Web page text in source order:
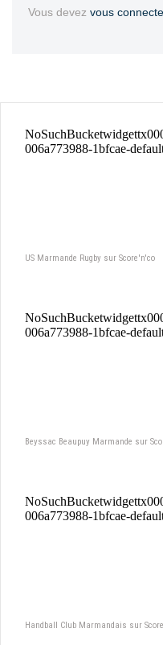
Vous devez vous
US Marmande Rugby sur Score'n'co
Beyssac Beaupuy Marmande sur
Handball Club Marmandais sur